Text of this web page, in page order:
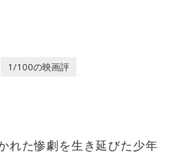
1/100の映画評
れた惨劇を生き延びた少年